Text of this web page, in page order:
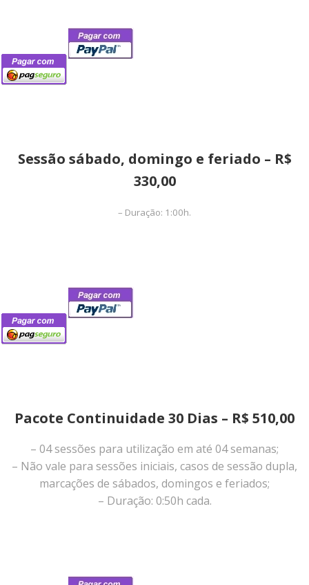
Sessão sábado, domingo e feriado – R$
330,00
– Duração: 1:00h.
Pacote Continuidade 30 Dias – R$ 510,00
– 04 sessões para utilização em até 04 semanas;
– Não vale para sessões iniciais, casos de sessão dupla,
marcações de sábados, domingos e feriados;
– Duração: 0:50h cada.